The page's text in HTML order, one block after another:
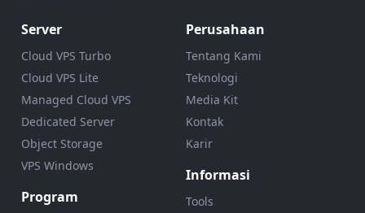
Server
Cloud VPS Turbo
Cloud VPS Lite
Managed Cloud VPS
Dedicated Server
Object Storage
VPS Windows
Program
Perusahaan
Tentang Kami
Teknologi
Media Kit
Kontak
Karir
Informasi
Tools